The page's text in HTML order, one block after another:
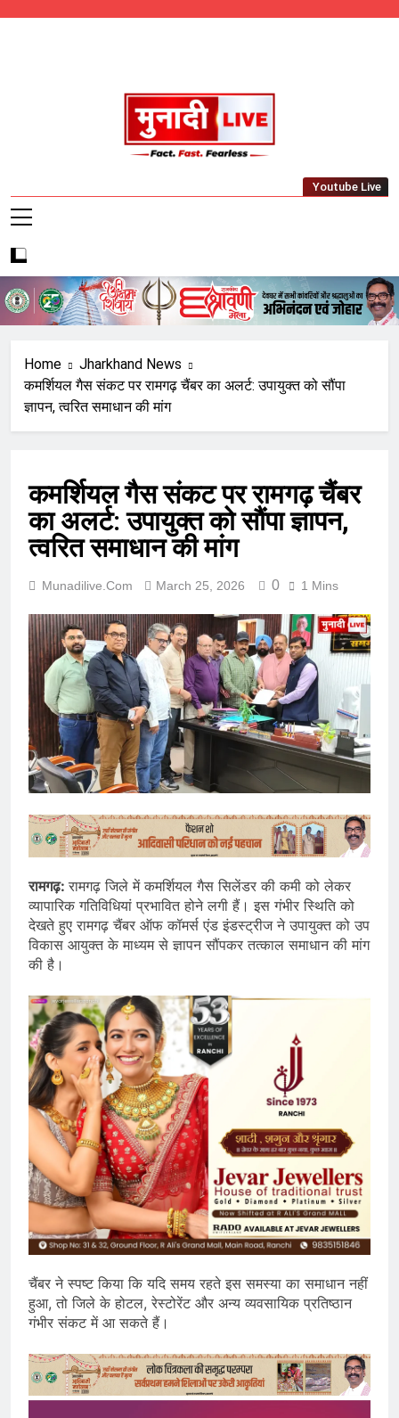
Munadi Live – Jharkhand's Leading Local
Youtube Live
Home
Jharkhand News
कमर्शियल गैस संकट पर रामगढ़ चैंबर का अलर्ट: उपायुक्त को सौंपा
ज्ञापन, त्वरित समाधान की मांग
कमर्शियल गैस संकट पर रामगढ़ चैंबर
का अलर्ट: उपायुक्त को सौंपा ज्ञापन,
त्वरित समाधान की मांग
Munadilive.com March 25, 2026 0 1 Mins
रामगढ़:रामगढ़ जिले में कमर्शियल गैस सिलेंडर की कमी को लेकर
व्यापारिक गतिविधियां प्रभावित होने लगी हैं। इस गंभीर स्थिति को
देखते हुए रामगढ़ चैंबर ऑफ कॉमर्स एंड इंडस्ट्रीज ने उपायुक्त को उप
विकास आयुक्त के माध्यम से ज्ञापन सौंपकर तत्काल समाधान की मांग
की है।
चैंबर ने स्पष्ट किया कि यदि समय रहते इस समस्या का समाधान नहीं
हुआ, तो जिले के होटल, रेस्टोरेंट और अन्य व्यवसायिक प्रतिष्ठान
गंभीर संकट में आ सकते हैं।